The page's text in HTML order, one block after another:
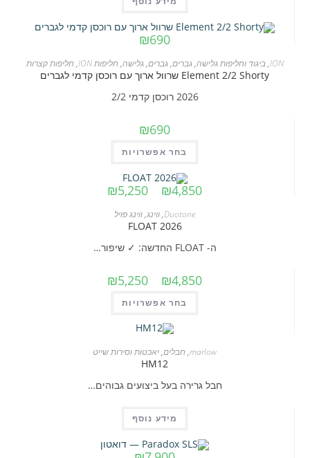
₪690
ION
,ביגוד וחליפות גלישה, גברים, גברים, גלישה, חליפות ION , חליפות קצרות
Element 2/2 Shorty שרוול ארוך עם רוכסן קדמי לגברים
2026 רוכסן קדמי 2/2
₪690
בחר אפשרויות
זה
לבחור
האפשרויות
₪4,850
₪5,250
Duotone
,ווינג,ווינג פויל
FLOAT 2026
ה- FLOAT החדשה: ✓ שיפור…
₪4,850
₪5,250
בחר אפשרויות
זה
מספר
ניתן
marlow
, חבלים,יאכטות וסירות שייט
HM12
חבל גרירה בעל ביצועים גבוהים…
מידע נוסף